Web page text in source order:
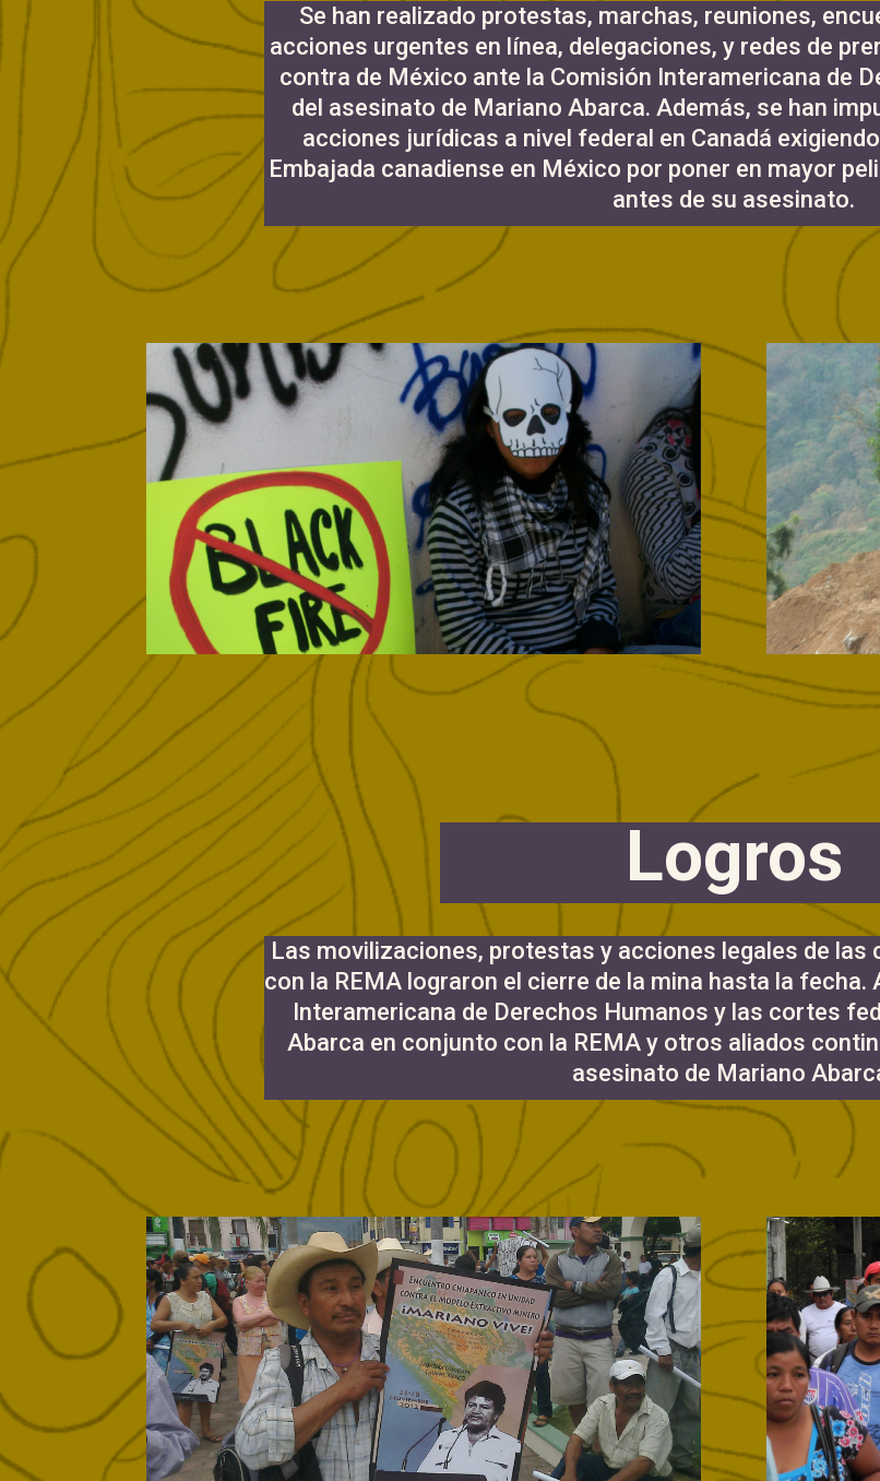
Se han realizado protestas, marchas, reuniones,
acciones urgentes en línea, delegaciones, y redes de
contra de México ante la Comisión Interamericana de
del asesinato de Mariano Abarca. Además, se han
acciones jurídicas a nivel federal en Canadá
Embajada canadiense en México por poner en mayor
antes de su asesinato.
Logros
Las movilizaciones, protestas y acciones legales de las
con la REMA lograron el cierre de la mina hasta la fecha.
Interamericana de Derechos Humanos y las cortes
Abarca en conjunto con la REMA y otros aliados
asesinato de Mariano